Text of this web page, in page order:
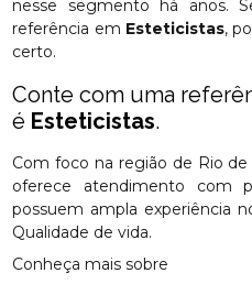
nesse segmento há anos.
referência em Esteticistas,
certo.
Conte com uma
é Esteticistas.
Com foco na região de Rio
oferece atendimento com
possuem ampla experiência
Qualidade de vida.
Conheça mais sobre